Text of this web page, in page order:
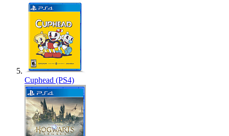
Cuphead (PS4)